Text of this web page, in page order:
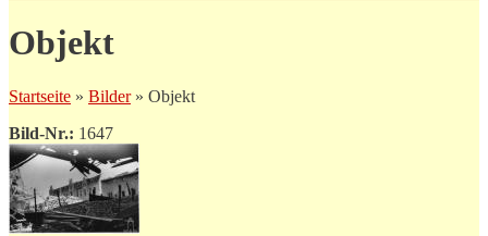
Objekt
Startseite » Bilder» Objekt
Bild-Nr.: 1647